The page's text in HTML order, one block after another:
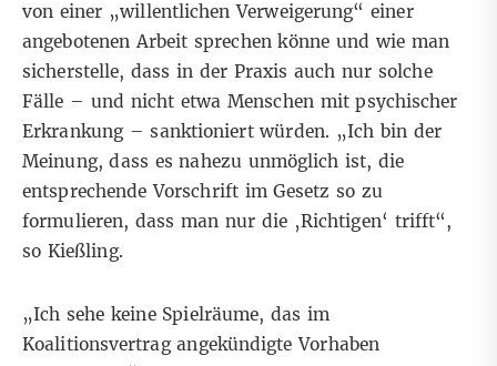
von einer „willentlichen Verweigerung“ einer
angebotenen Arbeit sprechen könne und wie man
sicherstelle, dass in der Praxis auch nur solche
Fälle – und nicht etwa Menschen mit psychischer
Erkrankung – sanktioniert würden. „Ich bin der
Meinung, dass es nahezu unmöglich ist, die
entsprechende Vorschrift im Gesetz so zu
formulieren, dass man nur die ‚Richtigen‘ trifft“,
so Kießling.
„Ich sehe keine Spielräume, das im
Koalitionsvertrag angekündigte Vorhaben